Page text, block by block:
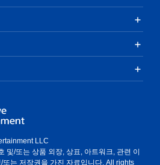
LLC
및/또는 상품 외장, 상표, 아트워크, 관련 이
또는 저작권을 가진 자료입니다. All rights